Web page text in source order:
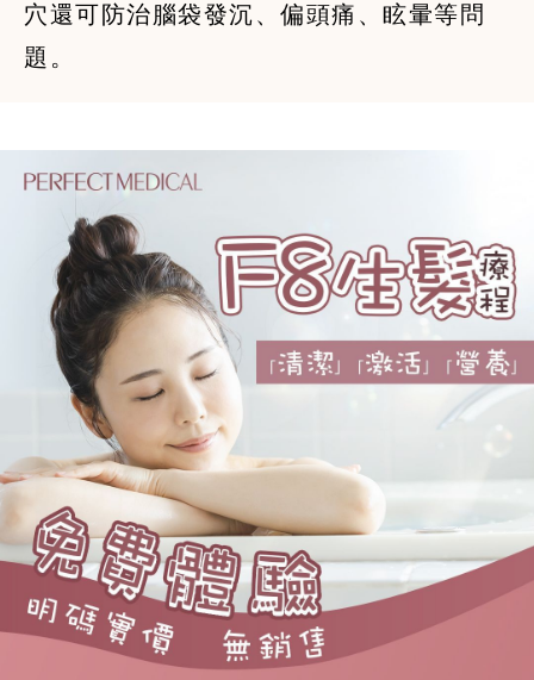
穴還可防治腦袋發沉、偏頭痛、眩暈等問
題。